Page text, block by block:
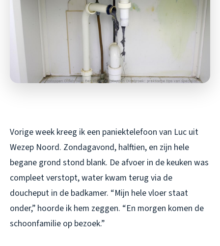
Vorige week kreeg ik een paniektelefoon van Luc uit
Wezep Noord. Zondagavond, halftien, en zijn hele
begane grond stond blank. De afvoer in de keuken was
compleet verstopt, water kwam terug via de
doucheput in de badkamer. “Mijn hele vloer staat
onder,” hoorde ik hem zeggen. “En morgen komen de
schoonfamilie op bezoek.”